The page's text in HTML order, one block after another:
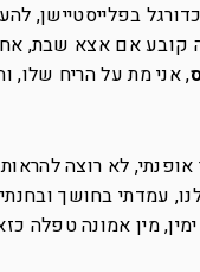
בפלייסטיישן,
קובע אם אצא שבת,
, אני מת על הריח שלו,
לא רוצה
עמדתי בחושך ובחנתי
מין אמונה טפלה